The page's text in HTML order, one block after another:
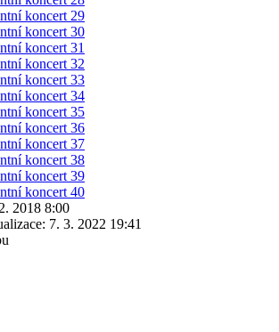
2018 8:00
7. 3. 2022 19:41